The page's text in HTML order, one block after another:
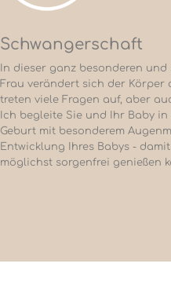
Schwangerschaft
In dieser ganz besonderen
Frau verändert sich der Körper
treten viele Fragen auf, aber
Ich begleite Sie und Ihr Baby
Geburt mit besonderem
Entwicklung Ihres Babys -
möglichst sorgenfrei genießen